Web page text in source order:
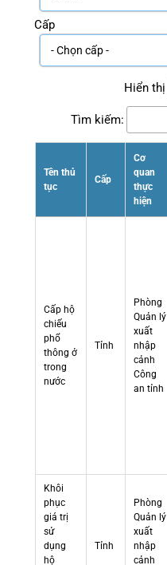
Cấp
Hiển thị
Tìm kiếm:
Tên thủ
tục
Cấp
Cơ
quan
thực
hiện
Cấp hộ
chiếu
phổ
thông ở
trong
nước
Tỉnh
Phòng
Quản lý
xuất
nhập
cảnh
Công
an tỉnh
Khôi
phục
giá trị
sử
dụng
hộ
Tỉnh
Phòng
Quản lý
xuất
nhập
cảnh